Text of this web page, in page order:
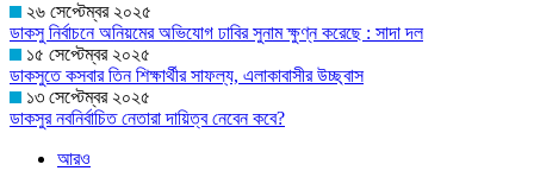
২৬ সেপ্টেম্বর ২০২৫
ডাকসু নির্বাচনে অনিয়মের অভিযোগ ঢাবির সুনাম ক্ষুণ্ন করেছে : সাদা দল
১৫ সেপ্টেম্বর ২০২৫
ডাকসুতে কসবার তিন শিক্ষার্থীর সাফল্য, এলাকাবাসীর উচ্ছ্বাস
১৩ সেপ্টেম্বর ২০২৫
ডাকসুর নবনির্বাচিত নেতারা দায়িত্ব নেবেন কবে?
আরও